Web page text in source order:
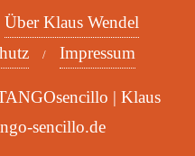
Über Klaus Wendel
Impressum
| Klaus
sencillo.de